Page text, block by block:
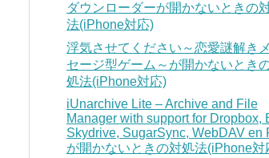
ダウンローダーが開かないときの
法(iPhone対応)
浮気させてください～恋愛謎解き
セージ型ゲーム～が開かないとき
処法(iPhone対応)
iUnarchive Lite – Archive and File
Manager with support for Dropbox,
Skydrive, SugarSync, WebDAV en
が開かないときの対処法(iPhone対